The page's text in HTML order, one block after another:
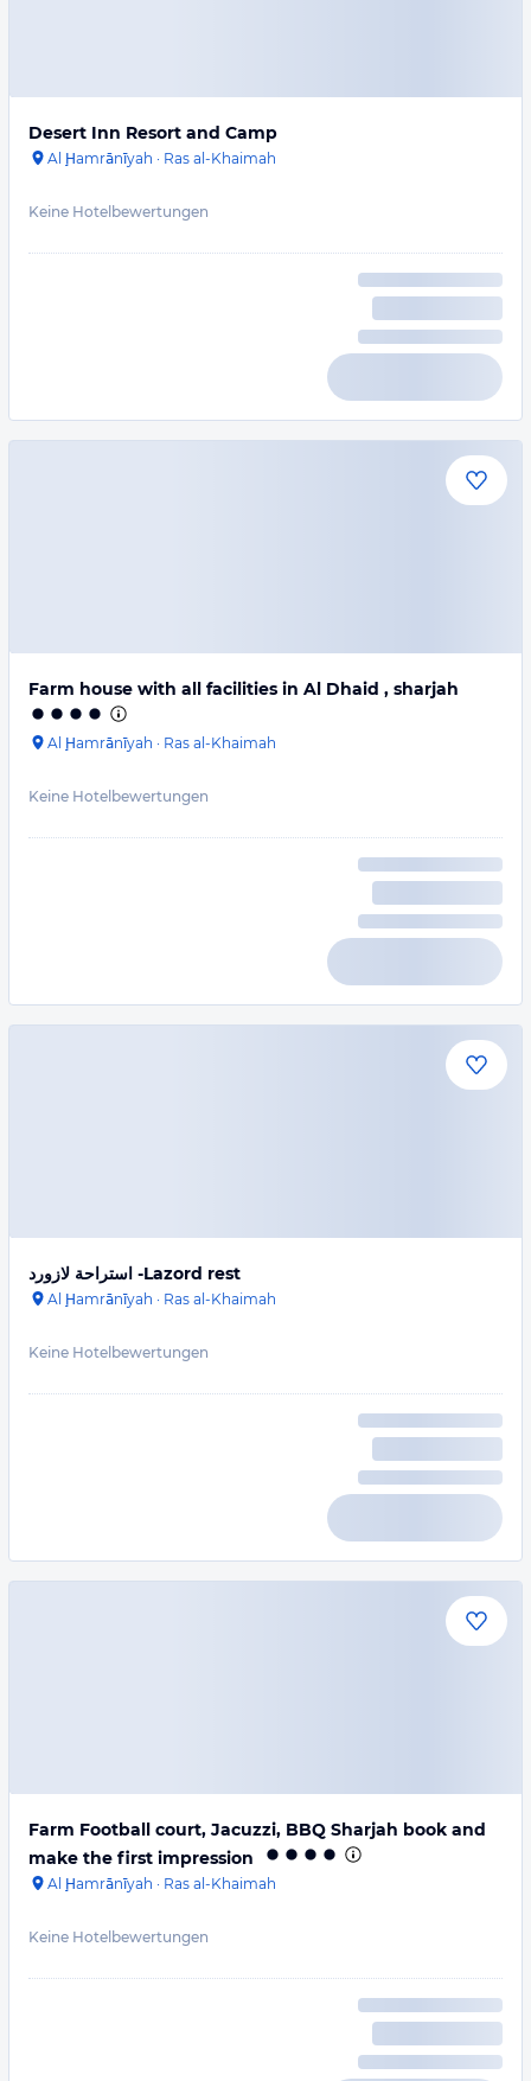
Desert Inn Resort and Camp
Al Ḩamrānīyah · Ras al-Khaimah
Keine Hotelbewertungen
Farm house with all facilities in Al Dhaid , sharjah
Al Ḩamrānīyah · Ras al-Khaimah
Keine Hotelbewertungen
استراحة لازورد -Lazord rest
Al Ḩamrānīyah · Ras al-Khaimah
Keine Hotelbewertungen
Farm Football court, Jacuzzi, BBQ Sharjah book and
make the first impression
Al Ḩamrānīyah · Ras al-Khaimah
Keine Hotelbewertungen